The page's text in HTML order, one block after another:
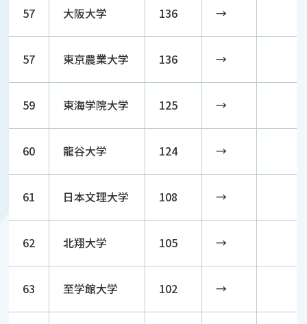
57 大阪大学 136 →
57 東京農業大学 136 →
59 東海学院大学 125 →
60 龍谷大学 124 →
61 日本文理大学 108 →
62 北翔大学 105 →
63 至学館大学 102 →